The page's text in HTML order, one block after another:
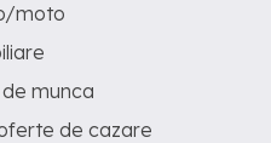
moto
munca
de cazare